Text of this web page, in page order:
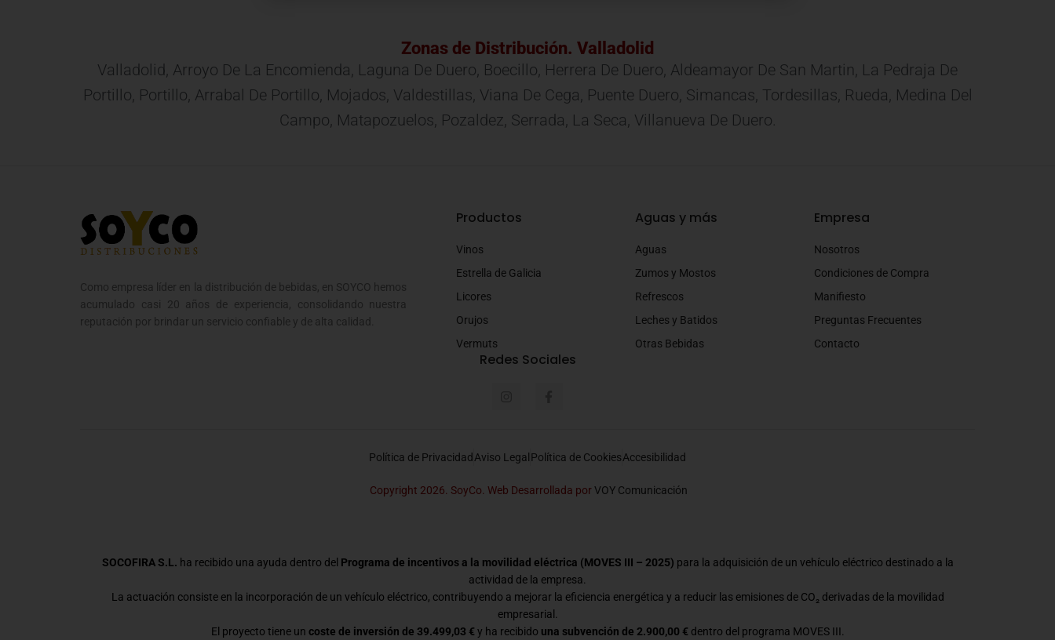
Zonas de Distribución. Valladolid
Valladolid, Arroyo De La Encomienda, Laguna De Duero, Boecillo, Herrera De Duero, Aldeamayor De San Martin, La Pedraja De
Portillo, Portillo, Arrabal De Portillo, Mojados, Valdestillas, Viana De Cega, Puente Duero, Simancas, Tordesillas, Rueda, Medina Del
Campo, Matapozuelos, Pozaldez, Serrada, La Seca, Villanueva De Duero.
Como empresa líder en la distribución de bebidas, en SOYCO hemos
acumulado casi 20 años de experiencia, consolidando nuestra
reputación por brindar un servicio confiable y de alta calidad.
Productos
Vinos
Estrella de Galicia
Licores
Orujos
Vermuts
Aguas y más
Aguas
Zumos y Mostos
Refrescos
Leches y Batidos
Otras Bebidas
Empresa
Nosotros
Condiciones de Compra
Manifiesto
Preguntas Frecuentes
Contacto
Redes Sociales
Política de PrivacidadAviso Legal Política de CookiesAccesibilidad
Copyright 2026. SoyCo. Web Desarrollada porVOY Comunicación
SOCOFIRA S.L. ha recibido una ayuda dentro del Programa de incentivos a la movilidad eléctrica (MOVES III – 2025) para la adquisición de un vehículo eléctrico destinado a la
actividad de la empresa.
La actuación consiste en la incorporación de un vehículo eléctrico, contribuyendo a mejorar la eficiencia energética y a reducir las emisiones de CO₂ derivadas de la movilidad
empresarial.
El proyecto tiene un coste de inversión de 39.499,03 € y ha recibido una subvención de 2.900,00 € dentro del programa MOVES III.